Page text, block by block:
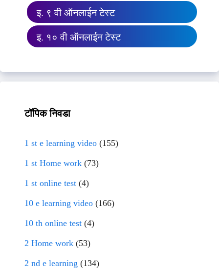
इ. ९ वी ऑनलाईन टेस्ट
इ. १० वी ऑनलाईन टेस्ट
टॉपिक निवडा
1 st e learning video (155)
1 st Home work (73)
1 st online test (4)
10 e learning video (166)
10 th online test (4)
2 Home work (53)
2 nd e learning (134)